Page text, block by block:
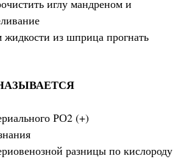
иглу мандреном и
жидкости из шприца прогнать
РО2 (+)
разницы по кислороду